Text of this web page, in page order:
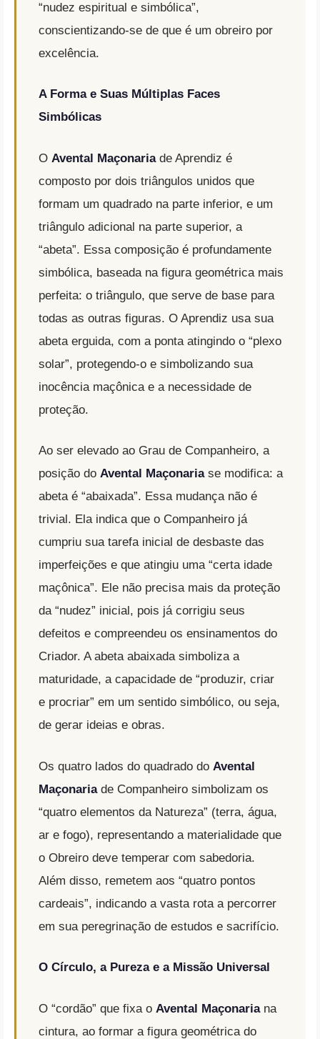
“nudez espiritual e simbólica”,
conscientizando-se de que é um obreiro por
excelência.
A Forma e Suas Múltiplas Faces
Simbólicas
O Avental Maçonariade Aprendiz é
composto por dois triângulos unidos que
formam um quadrado na parte inferior, e um
triângulo adicional na parte superior, a
“abeta”. Essa composição é profundamente
simbólica, baseada na figura geométrica mais
perfeita: o triângulo, que serve de base para
todas as outras figuras. O Aprendiz usa sua
abeta erguida, com a ponta atingindo o “plexo
solar”, protegendo-o e simbolizando sua
inocência maçônica e a necessidade de
proteção.
Ao ser elevado ao Grau de Companheiro, a
posição do Avental Maçonariase modifica: a
abeta é “abaixada”. Essa mudança não é
trivial. Ela indica que o Companheiro já
cumpriu sua tarefa inicial de desbaste das
imperfeições e que atingiu uma “certa idade
maçônica”. Ele não precisa mais da proteção
da “nudez” inicial, pois já corrigiu seus
defeitos e compreendeu os ensinamentos do
Criador. A abeta abaixada simboliza a
maturidade, a capacidade de “produzir, criar
e procriar” em um sentido simbólico, ou seja,
de gerar ideias e obras.
Os quatro lados do quadrado do Avental
Maçonariade Companheiro simbolizam os
“quatro elementos da Natureza” (terra, água,
ar e fogo), representando a materialidade que
o Obreiro deve temperar com sabedoria.
Além disso, remetem aos “quatro pontos
cardeais”, indicando a vasta rota a percorrer
em sua peregrinação de estudos e sacrifício.
O Círculo, a Pureza e a Missão Universal
O “cordão” que fixa o Avental Maçonariana
cintura, ao formar a figura geométrica do